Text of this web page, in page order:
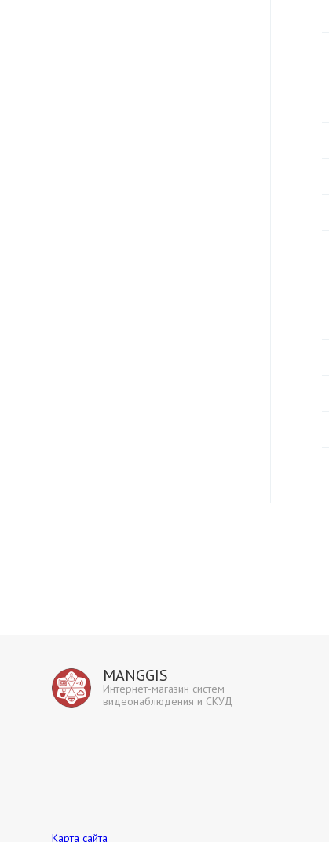
MANGGIS
Интернет-магазин систем
видеонаблюдения и СКУД
Карта сайта